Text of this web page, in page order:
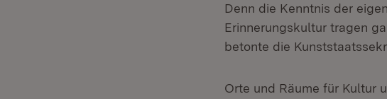
Denn die Kenntnis der
Erinnerungskultur tragen
betonte die
Orte und Räume für Kultur